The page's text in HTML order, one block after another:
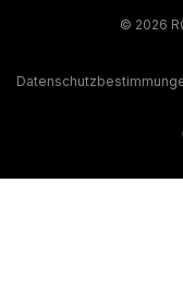
© 2026